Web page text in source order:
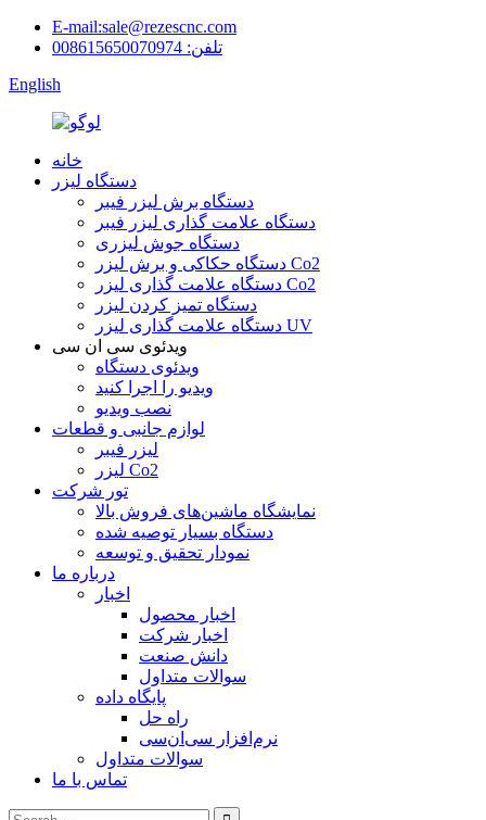
E-mail:sale@rezescnc.com
تلفن: 008615650070974
English
خانه
دستگاه لیزر
دستگاه برش لیزر فیبر
دستگاه علامت گذاری لیزر فیبر
دستگاه جوش لیزری
دستگاه حکاکی و برش لیزر Co2
دستگاه علامت گذاری لیزر Co2
دستگاه تمیز کردن لیزر
دستگاه علامت گذاری لیزر UV
ویدئوی سی ان سی
ویدئوی دستگاه
ویدیو را اجرا کنید
نصب ویدیو
لوازم جانبی و قطعات
لیزر فیبر
لیزر Co2
تور شرکت
نمایشگاه ماشین‌های فروش بالا
دستگاه بسیار توصیه شده
نمودار تحقیق و توسعه
درباره ما
اخبار
اخبار محصول
اخبار شرکت
دانش صنعت
سوالات متداول
پایگاه داده
راه حل
نرم‌افزار سی‌ان‌سی
سوالات متداول
تماس با ما